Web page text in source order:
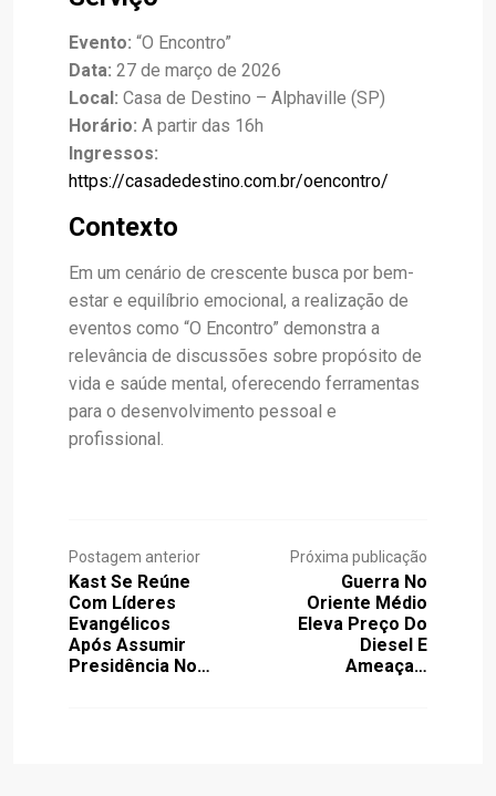
Evento: “O Encontro”
Data: 27 de março de 2026
Local: Casa de Destino – Alphaville (SP)
Horário: A partir das 16h
Ingressos:
https://casadedestino.com.br/oencontro/
Contexto
Em um cenário de crescente busca por bem-
estar e equilíbrio emocional, a realização de
eventos como “O Encontro” demonstra a
relevância de discussões sobre propósito de
vida e saúde mental, oferecendo ferramentas
para o desenvolvimento pessoal e
profissional.
Postagem anterior
Kast Se Reúne
Com Líderes
Evangélicos
Após Assumir
Presidência No…
Próxima publicação
Guerra No
Oriente Médio
Eleva Preço Do
Diesel E
Ameaça…